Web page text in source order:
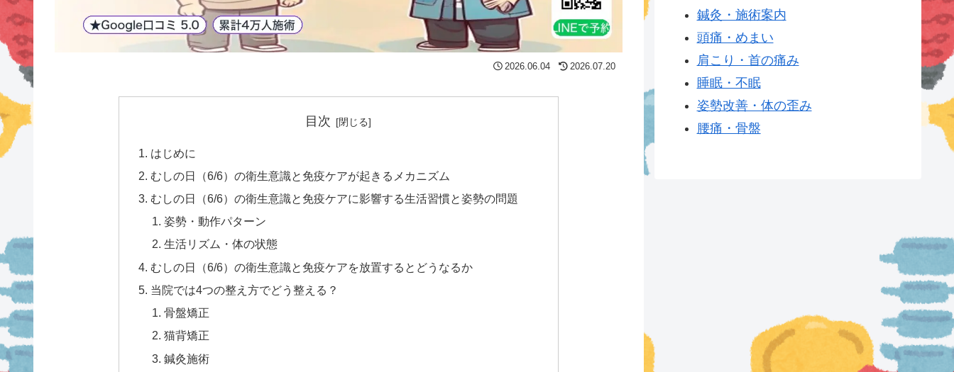
2026.06.04 2026.07.20
目次
はじめに
むしの日（6/6）の衛生意識と免疫ケアが起きるメカニズム
むしの日（6/6）の衛生意識と免疫ケアに影響する生活習慣と姿勢の問題
姿勢・動作パターン
生活リズム・体の状態
むしの日（6/6）の衛生意識と免疫ケアを放置するとどうなるか
当院では4つの整え方でどう整える？
骨盤矯正
猫背矯正
鍼灸施術
鍼灸・施術案内
頭痛・めまい
肩こり・首の痛み
睡眠・不眠
姿勢改善・体の歪み
腰痛・骨盤